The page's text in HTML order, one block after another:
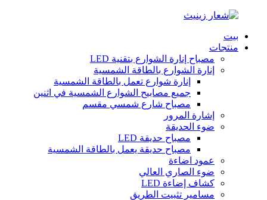
بيت
منتجات
مصباح إنارة الشوارع بتقنية LED
إنارة الشوارع بالطاقة الشمسية
إنارة شوارع تعمل بالطاقة الشمسية
جميع مصابيح الشوارع الشمسية في اثنين
مصباح شارع شمسي مقسم
إشارة المرور
ضوء الحديقة
مصباح حديقة LED
مصباح حديقة يعمل بالطاقة الشمسية
عمود اضاءة
ضوء الصاري العالي
كشاف إضاءة LED
مسامير تثبيت الطريق